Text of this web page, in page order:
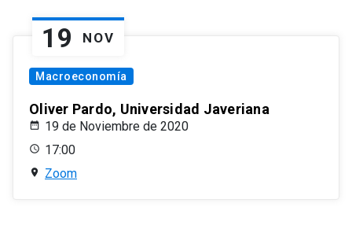
19 NOV
Macroeconomía
Oliver Pardo, Universidad Javeriana
19 de Noviembre de 2020
17:00
Zoom